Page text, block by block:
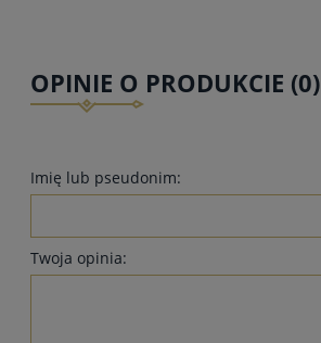
OPINIE O PRODUKCIE (0)
Imię lub pseudonim:
Twoja opinia: